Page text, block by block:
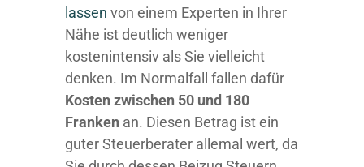
lassen von einem Experten in Ihrer
Nähe ist deutlich weniger
kostenintensiv als Sie vielleicht
denken. Im Normalfall fallen dafür
Kosten zwischen 50 und 180
Franken an. Diesen Betrag ist ein
guter Steuerberater allemal wert, da